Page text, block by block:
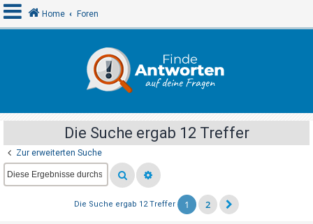
e
l
d
e
n
Home Foren
Die Suche ergab 12 Treffer
Zur erweiterten Suche
Die Suche ergab 12 Treffer 1 2